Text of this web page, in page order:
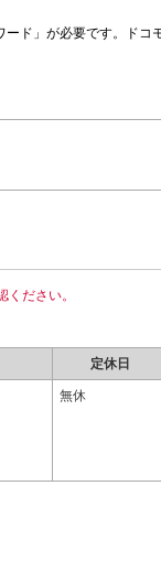
ード」が必要です。ドコ
ください。
定休日
無休